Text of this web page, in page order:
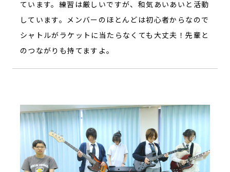
ています。練習は厳しいですが、和気あいあいと活動
しています。メンバーのほとんどは初心者からなので
シャトルがラケットに当たらなくても大丈夫！先輩と
のつながりも持てますよ。